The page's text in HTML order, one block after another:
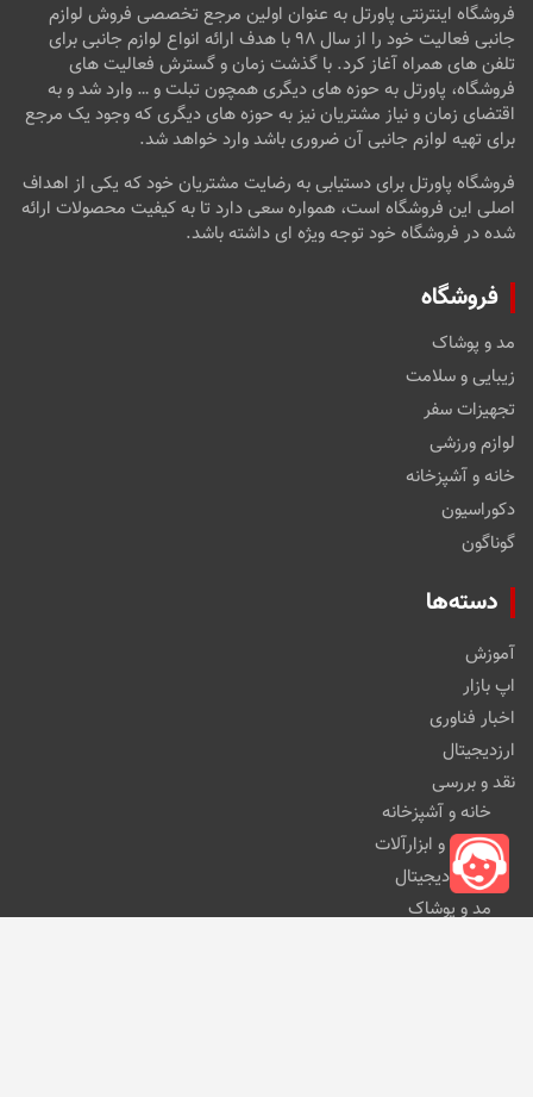
فروشگاه اینترنتی پاورتل به عنوان اولین مرجع تخصصی فروش لوازم
جانبی فعالیت خود را از سال ۹۸ با هدف ارائه انواع لوازم جانبی برای
تلفن های همراه آغاز کرد. با گذشت زمان و گسترش فعالیت های
فروشگاه، پاورتل به حوزه های دیگری همچون تبلت و … وارد شد و به
اقتضای زمان و نیاز مشتریان نیز به حوزه های دیگری که وجود یک مرجع
برای تهیه لوازم جانبی آن ضروری باشد وارد خواهد شد.
فروشگاه پاورتل برای دستیابی به رضایت مشتریان خود که یکی از اهداف
اصلی این فروشگاه است، همواره سعی دارد تا به کیفیت محصولات ارائه
شده در فروشگاه خود توجه ویژه ای داشته باشد.
فروشگاه
مد و پوشاک
زیبایی و سلامت
تجهیزات سفر
لوازم ورزشی
خانه و آشپزخانه
دکوراسیون
گوناگون
دسته‌ها
آموزش
اپ بازار
اخبار فناوری
ارزدیجیتال
نقد و بررسی
خانه و آشپزخانه
خودرو و ابزارآلات
کالای دیجیتال
مد و پوشاک